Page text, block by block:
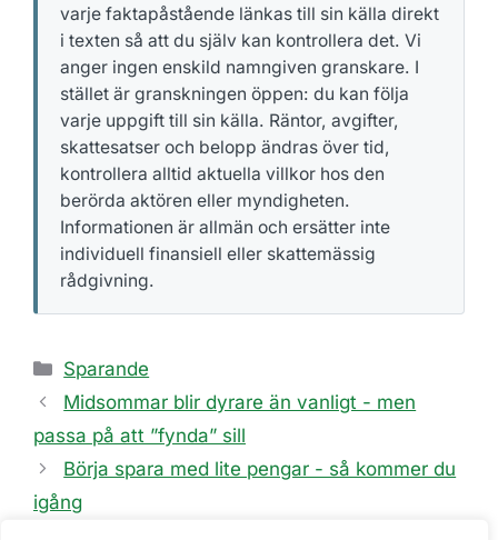
varje faktapåstående länkas till sin källa direkt
i texten så att du själv kan kontrollera det. Vi
anger ingen enskild namngiven granskare. I
stället är granskningen öppen: du kan följa
varje uppgift till sin källa. Räntor, avgifter,
skattesatser och belopp ändras över tid,
kontrollera alltid aktuella villkor hos den
berörda aktören eller myndigheten.
Informationen är allmän och ersätter inte
individuell finansiell eller skattemässig
rådgivning.
Kategorier
Sparande
Midsommar blir dyrare än vanligt - men
passa på att ”fynda” sill
Börja spara med lite pengar - så kommer du
igång